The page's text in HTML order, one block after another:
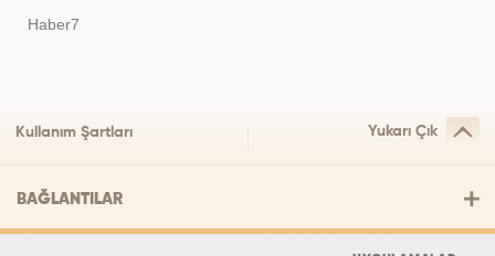
Haber7
Kullanım Şartları Yukarı Çık
BAĞLANTILAR